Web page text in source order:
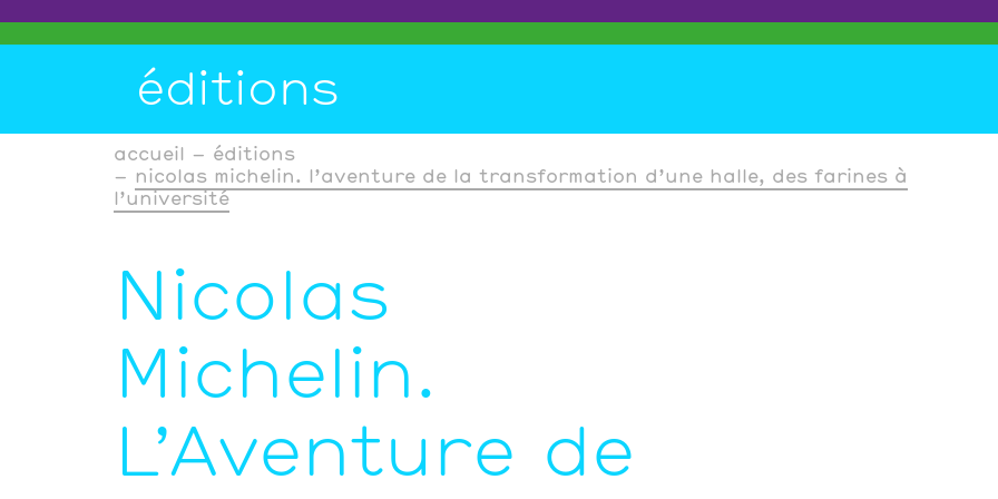
éditions
accueil
éditions
nicolas michelin. l’aventure de la transformation d’une halle, des farines à
l’université
Nicolas
Michelin.
L’Aventure de